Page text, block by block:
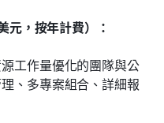
元，按年計費）：
工作量優化的團隊與公
、多專案組合、詳細報